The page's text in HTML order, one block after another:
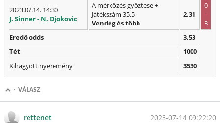
2023.07.14. 14:30
J. Sinner - N. Djokovic
A mérkőzés győztese +
Játékszám 35,5
Vendég és több
2.31
0
-
3
Eredő odds
3.53
Tét
1000
Kihagyott nyeremény
3530
· VÁLASZ
rettenet 2023-07-14 09:22:20